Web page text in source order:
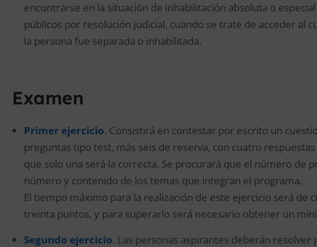
encontrarse en la situación de inhabilitación absoluta o
públicos por resolución judicial, cuando se trate de acceder al
la persona fue separada o inhabilitada.
Examen
Primer ejercicio. Consistirá en contestar por escrito un
preguntas tipo test, más seis de reserva, con cuatro
que solo una será la correcta. Se procurará que el número de
número y contenido de los temas que integran el programa.
El tiempo máximo para la realización de este ejercicio será de
treinta puntos, y para superarlo será necesario obtener un
Segundo ejercicio. Las personas aspirantes deberán